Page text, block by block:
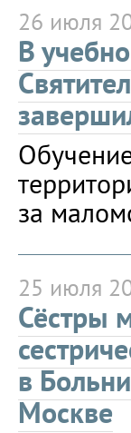
26 июля
В
за
25 июля
Сёстры
в
Москве